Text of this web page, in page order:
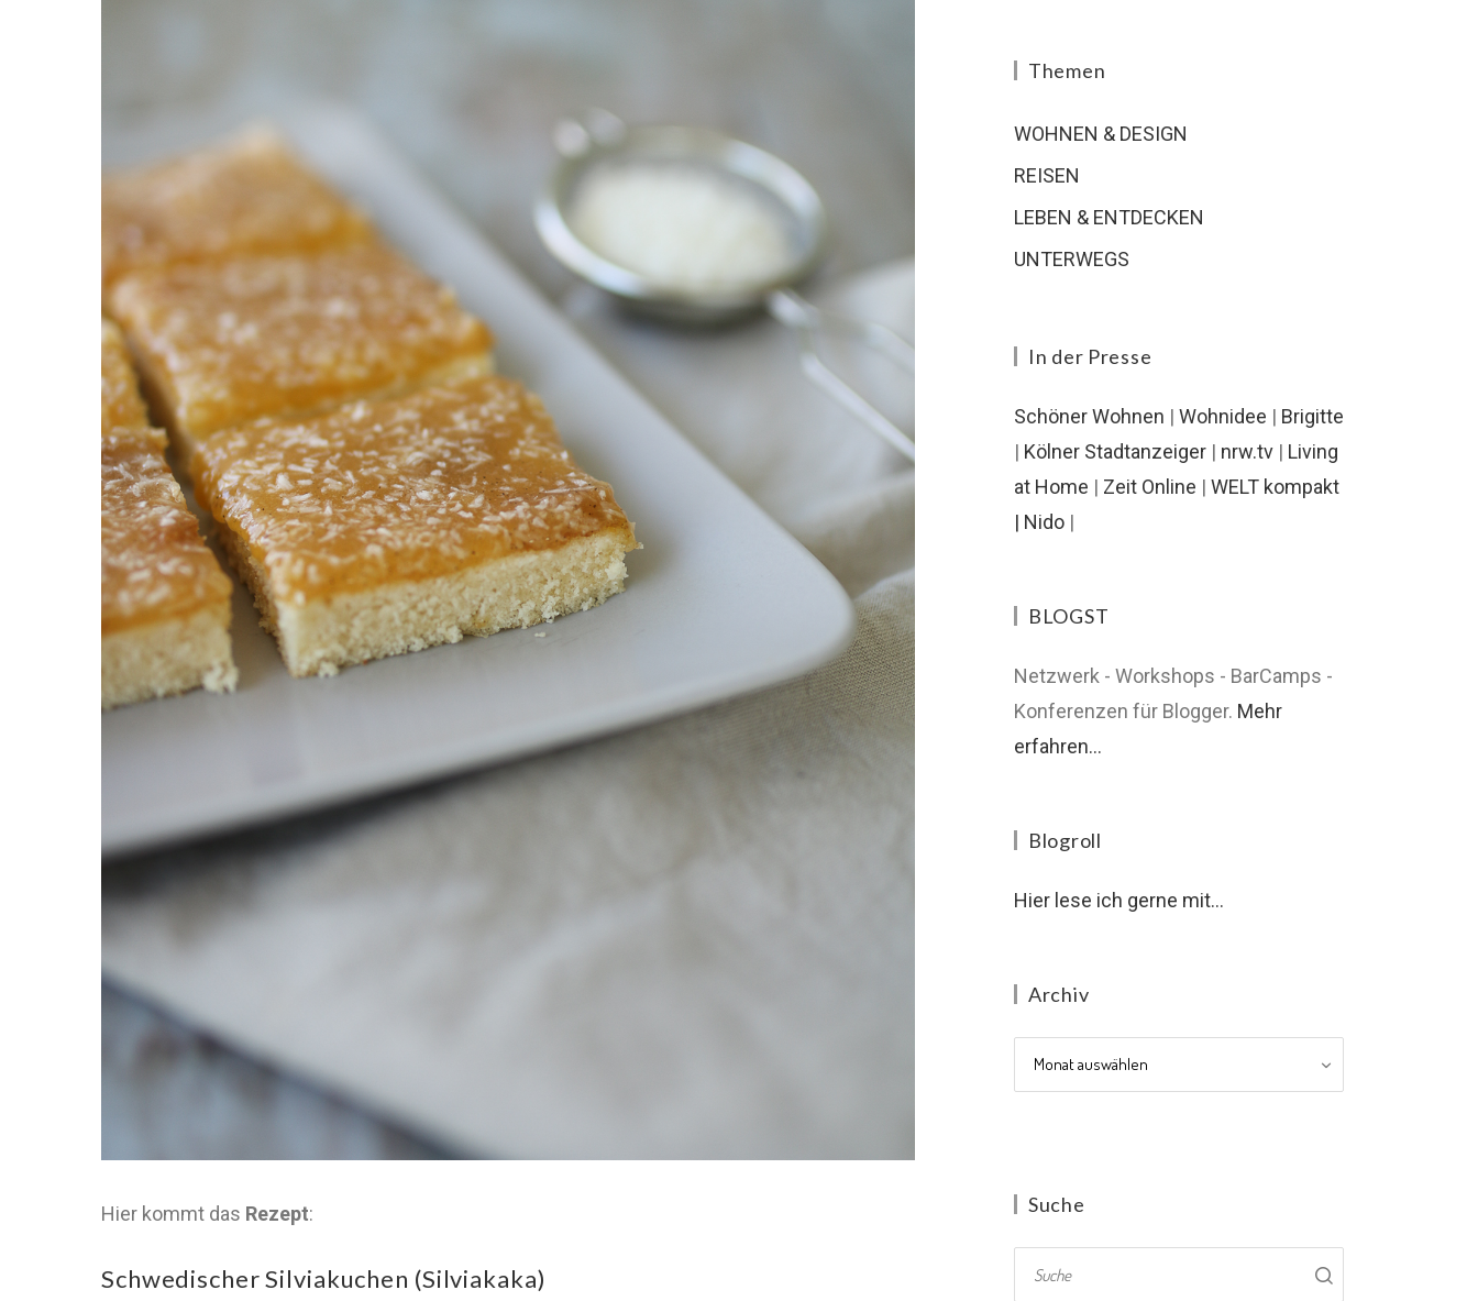
Hier kommt das Rezept:
Schwedischer Silviakuchen (Silviakaka)
Themen
WOHNEN & DESIGN
REISEN
LEBEN & ENTDECKEN
UNTERWEGS
In der Presse
Schöner Wohnen | Wohnidee | Brigitte
| Kölner Stadtanzeiger | nrw.tv | Living
at Home | Zeit Online | WELT kompakt
| Nido |
BLOGST
Netzwerk - Workshops - BarCamps -
Konferenzen für Blogger. Mehr
erfahren...
Blogroll
Hier lese ich gerne mit...
Archiv
Archiv
Suche